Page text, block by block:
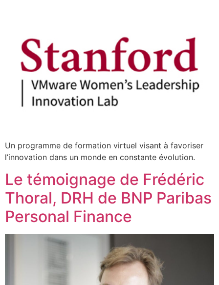
Un programme de formation virtuel visant à favoriser
l’innovation dans un monde en constante évolution.
Le témoignage de Frédéric
Thoral, DRH de BNP Paribas
Personal Finance